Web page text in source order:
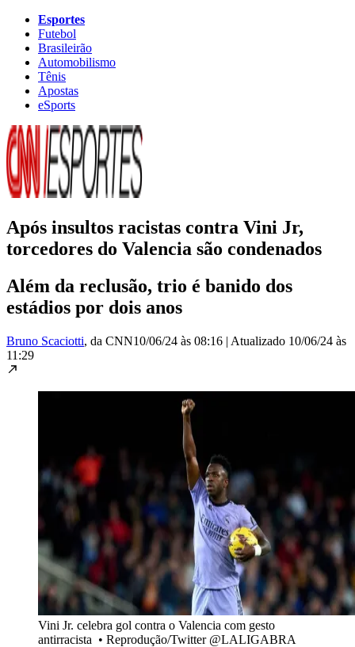
Esportes
Futebol
Brasileirão
Automobilismo
Tênis
Apostas
eSports
Após insultos racistas contra Vini Jr,
torcedores do Valencia são condenados
Além da reclusão, trio é banido dos
estádios por dois anos
Bruno Scaciotti, da CNN10/06/24 às 08:16 | Atualizado 10/06/24 às
11:29
Vini Jr. celebra gol contra o Valencia com gesto
antirracista • Reprodução/Twitter @LALIGABRA